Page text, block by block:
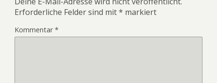
Erforderliche Felder sind mit* markiert
Kommentar*